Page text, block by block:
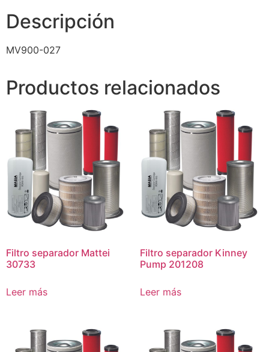
Descripción
MV900-027
Productos relacionados
Filtro separador Mattei
30733
Leer más
Filtro separador Kinney
Pump 201208
Leer más